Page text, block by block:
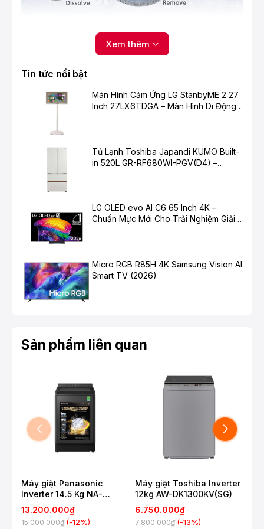
Hòa tan bột giặt ở mức nước thấp nhất.
Dung dịch giặt tẩy cô đặc thấm sâu vào bên trong các
loại vải.
Bước 3Ngâm
Loại bỏ chất bẩn cứng đầu ở mực nước bình thường.
Đánh Bật Vết Bẩn Trên Lồng Giặt
Xem thêm
Tin tức nổi bật
Màn Hình Cảm Ứng LG StanbyME 2 27
Inch 27LX6TDGA – Màn Hình Di Động
Tủ Lạnh Toshiba Japandi KUMO Built-
in 520L GR-RF680WI-PGV(D4) –
LG OLED evo AI C6 65 Inch 4K –
Chuẩn Mực Mới Cho Trải Nghiệm Giải
Micro RGB R85H 4K Samsung Vision AI
Smart TV (2026)
Sản phẩm liên quan
Máy giặt Panasonic
Inverter 14.5 Kg NA-
FD145V3BV
13.200.000₫
15.000.000₫ (-12%)
Máy giặt Toshiba Inverter
12kg AW-DK1300KV(SG)
6.750.000₫
7.800.000₫ (-13%)